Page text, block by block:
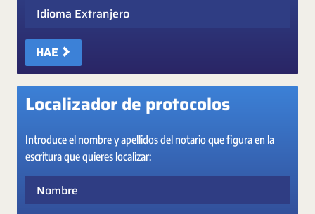
Idioma Extranjero
HAE
Localizador de protocolos
Introduce el nombre y apellidos del notario que figura en la
escritura que quieres localizar: